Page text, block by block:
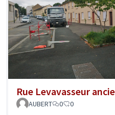
Rue Levavasseur
AUBERT 0 0